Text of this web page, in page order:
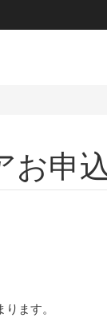
お申
ます。